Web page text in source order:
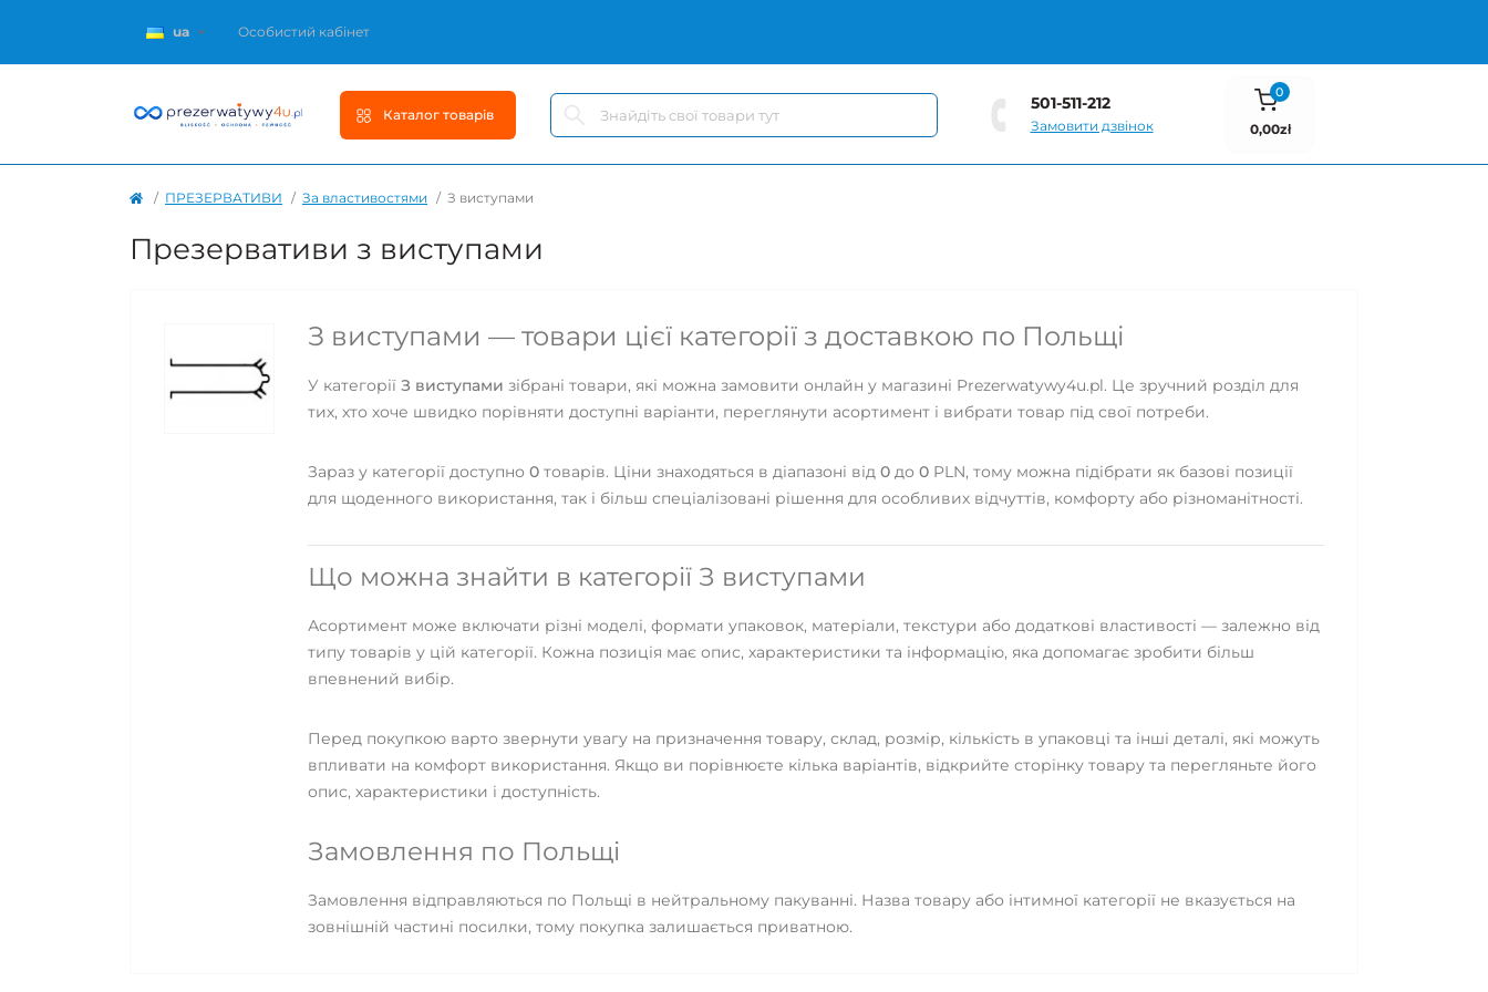
ua Особистий кабінет
Каталог товарів
501-511-212
Замовити дзвінок
0
0,00zł
ПРЕЗЕРВАТИВИ За властивостями З виступами
Презервативи з виступами
З виступами — товари цієї категорії з доставкою по Польщі
У категорії З виступами зібрані товари, які можна замовити онлайн у магазині Prezerwatywy4u.pl. Це зручний розділ для
тих, хто хоче швидко порівняти доступні варіанти, переглянути асортимент і вибрати товар під свої потреби.
Зараз у категорії доступно 0 товарів. Ціни знаходяться в діапазоні від 0 до 0 PLN, тому можна підібрати як базові позиції
для щоденного використання, так і більш спеціалізовані рішення для особливих відчуттів, комфорту або різноманітності.
Що можна знайти в категорії З виступами
Асортимент може включати різні моделі, формати упаковок, матеріали, текстури або додаткові властивості — залежно від
типу товарів у цій категорії. Кожна позиція має опис, характеристики та інформацію, яка допомагає зробити більш
впевнений вибір.
Перед покупкою варто звернути увагу на призначення товару, склад, розмір, кількість в упаковці та інші деталі, які можуть
впливати на комфорт використання. Якщо ви порівнюєте кілька варіантів, відкрийте сторінку товару та перегляньте його
опис, характеристики і доступність.
Замовлення по Польщі
Замовлення відправляються по Польщі в нейтральному пакуванні. Назва товару або інтимної категорії не вказується на
зовнішній частині посилки, тому покупка залишається приватною.